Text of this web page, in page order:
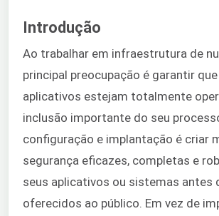
Introdução
Ao trabalhar em infraestrutura de
principal preocupação é garantir
aplicativos estejam totalmente
inclusão importante do seu
configuração e implantação é criar
segurança eficazes, completas e
seus aplicativos ou sistemas antes
oferecidos ao público. Em vez de